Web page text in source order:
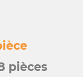
pièces